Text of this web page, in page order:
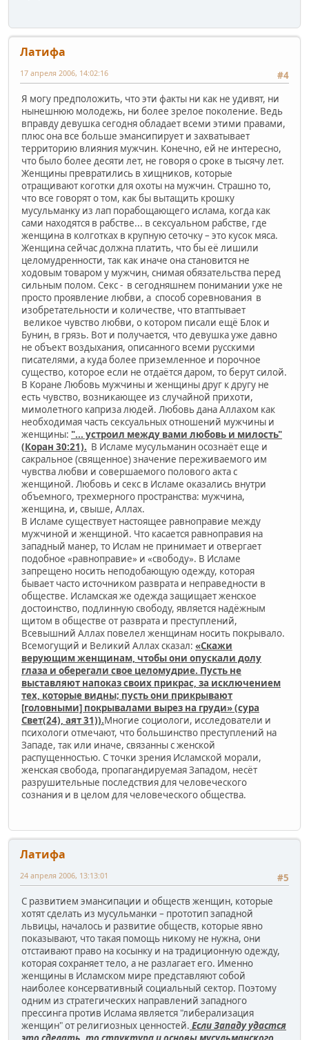
Латифа
#4
17 апреля 2006, 14:02:16
Я могу предположить, что эти факты ни как не удивят, ни
нынешнюю молодежь, ни более зрелое поколение. Ведь
вправду девушка сегодня обладает всеми этими правами,
плюс она все больше эмансипирует и захватывает
территорию влияния мужчин. Конечно, ей не интересно,
что было более десяти лет, не говоря о сроке в тысячу лет.
Женщины превратились в хищников, которые
отращивают коготки для охоты на мужчин. Страшно то,
что все говорят о том, как бы вытащить крошку
мусульманку из лап порабощающего ислама, когда как
сами находятся в рабстве... в сексуальном рабстве, где
женщина в колготках в крупную сеточку – это кусок мяса.
Женщина сейчас должна платить, что бы её лишили
целомудренности, так как иначе она становится не
ходовым товаром у мужчин, снимая обязательства перед
сильным полом. Секс - в сегодняшнем понимании уже не
просто проявление любви, а способ соревнования в
изобретательности и количестве, что втаптывает
великое чувство любви, о котором писали ещё Блок и
Бунин, в грязь. Вот и получается, что девушка уже давно
не объект воздыхания, описанного всеми русскими
писателями, а куда более приземленное и порочное
существо, которое если не отдаётся даром, то берут силой.
В Коране Любовь мужчины и женщины друг к другу не
есть чувство, возникающее из случайной прихоти,
мимолетного каприза людей. Любовь дана Аллахом как
необходимая часть сексуальных отношений мужчины и
женщины: "... устроил между вами любовь и милость"
(Коран 30:21). В Исламе мусульманин осознаёт еще и
сакральное (священное) значение переживаемого им
чувства любви и совершаемого полового акта с
женщиной. Любовь и секс в Исламе оказались внутри
объемного, трехмерного пространства: мужчина,
женщина, и, свыше, Аллах.
В Исламе существует настоящее равноправие между
мужчиной и женщиной. Что касается равноправия на
западный манер, то Ислам не принимает и отвергает
подобное «равноправие» и «свободу». В Исламе
запрещено носить неподобающую одежду, которая
бывает часто источником разврата и неправедности в
обществе. Исламская же одежда защищает женское
достоинство, подлинную свободу, является надёжным
щитом в обществе от разврата и преступлений,
Всевышний Аллах повелел женщинам носить покрывало.
Всемогущий и Великий Аллах сказал: «Скажи
верующим женщинам, чтобы они опускали долу
глаза и оберегали свое целомудрие. Пусть не
выставляют напоказ своих прикрас, за исключением
тех, которые видны; пусть они прикрывают
[головными] покрывалами вырез на груди» (сура
Свет(24), аят 31)).Многие социологи, исследователи и
психологи отмечают, что большинство преступлений на
Западе, так или иначе, связанны с женской
распущенностью. С точки зрения Исламской морали,
женская свобода, пропагандируемая Западом, несёт
разрушительные последствия для человеческого
сознания и в целом для человеческого общества.
Латифа
#5
24 апреля 2006, 13:13:01
С развитием эмансипации и обществ женщин, которые
хотят сделать из мусульманки – прототип западной
львицы, началось и развитие обществ, которые явно
показывают, что такая помощь никому не нужна, они
отстаивают право на косынку и на традиционную одежду,
которая сохраняет тело, а не разлагает его. Именно
женщины в Исламском мире представляют собой
наиболее консервативный социальный сектор. Поэтому
одним из стратегических направлений западного
прессинга против Ислама является "либерализация
женщин" от религиозных ценностей. Если Западу удастся